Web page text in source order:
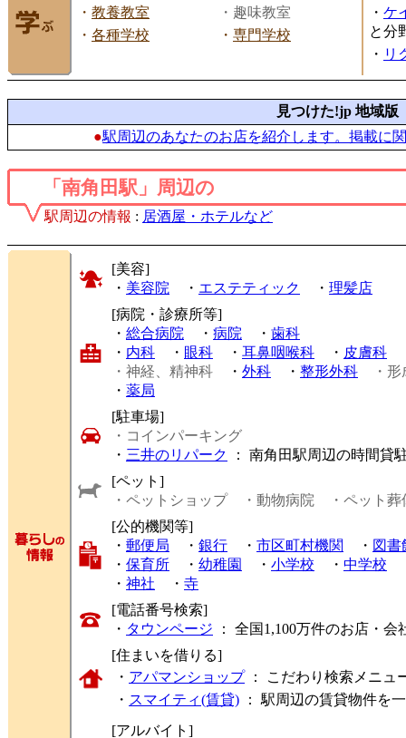
・ 教養教室
・趣味教室
・ 各種学校 ・ 専門学校
・ ケ
と分
・ リ
見つけた!jp 地域版
●駅周辺のあなたのお店を紹介します。掲載に
「南角田駅」周辺の
駅周辺の情報 : 居酒屋・ホテルなど
[美容]
・ 美容院 ・ エステティック ・ 理髪店
[病院・診療所等]
・ 総合病院 ・ 病院 ・ 歯科
・ 内科 ・ 眼科 ・ 耳鼻咽喉科 ・ 皮膚科
・神経、精神科 ・ 外科 ・ 整形外科
・
・ 薬局
[駐車場]
・コインパーキング
・ 三井のリパーク
： 南角田駅周辺の時間貸
[ペット]
・ペットショップ
・動物病院
・ペット葬
[公的機関等]
・ 郵便局 ・ 銀行 ・ 市区町村機関 ・ 図書
・ 保育所 ・ 幼稚園 ・ 小学校 ・ 中学校
・ 神社 ・ 寺
[電話番号検索]
・ タウンページ ： 全国1,100万件のお店・
[住まいを借りる]
・ アパマンショップ： こだわり検索メニュ
・ スマイティ(賃貸) ： 駅周辺の賃貸物件を
[アルバイト]